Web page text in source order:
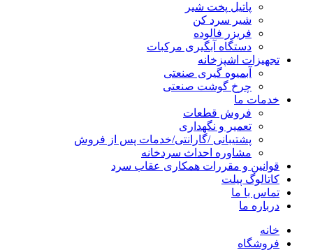
پاتیل پخت شیر
شیر سرد کن
فریزر فالوده
دستگاه آبگیری مرکبات
تجهیزات اشپزخانه
آبمیوه گیری صنعتی
چرخ گوشت صنعتی
خدمات ما
فروش قطعات
تعمیر و نگهداری
پشتیبانی /گارانتی/خدمات پس از فروش
مشاوره احداث سردخانه
قوانین و مقررات همکاری عقاب سرد
کاتالوگ پیلت
تماس با ما
درباره ما
خانه
فروشگاه